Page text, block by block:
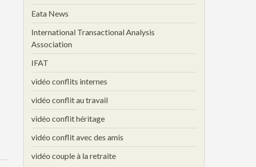
Eata News
International Transactional Analysis
Association
IFAT
vidéo conflits internes
vidéo conflit au travail
vidéo conflit héritage
vidéo conflit avec des amis
vidéo couple à la retraite